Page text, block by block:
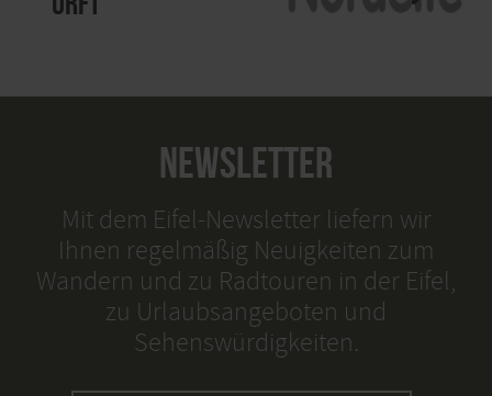
NEWSLETTER
Mit dem Eifel-Newsletter liefern wir
Ihnen regelmäßig Neuigkeiten zum
Wandern und zu Radtouren in der Eifel,
zu Urlaubsangeboten und
Sehenswürdigkeiten.